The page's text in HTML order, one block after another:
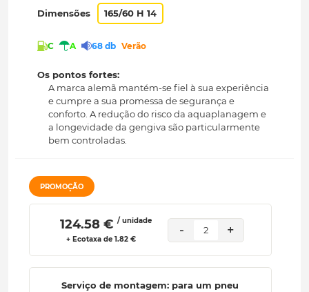
Dimensões 165/60 H 14
C A 68 db Verão
Os pontos fortes:
A marca alemã mantém-se fiel à sua experiência
e cumpre a sua promessa de segurança e
conforto. A redução do risco da aquaplanagem e
a longevidade da gengiva são particularmente
bem controladas.
PROMOÇÃO
124.58 € / unidade
+ Ecotaxa de 1.82 €
- 2 +
Serviço de montagem: para um pneu